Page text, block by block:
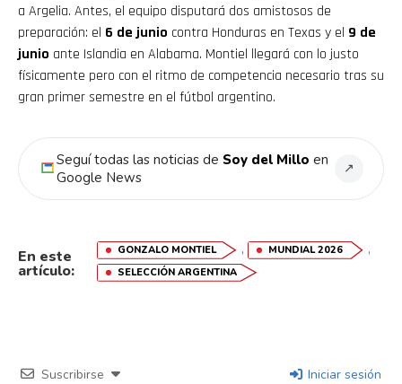
a Argelia. Antes, el equipo disputará dos amistosos de
preparación: el 6 de junio contra Honduras en Texas y el 9 de
junio ante Islandia en Alabama. Montiel llegará con lo justo
físicamente pero con el ritmo de competencia necesario tras su
gran primer semestre en el fútbol argentino.
Seguí todas las noticias de Soy del Millo en
Google News
↗
En este
artículo:
GONZALO MONTIEL , MUNDIAL 2026 ,
SELECCIÓN ARGENTINA
Suscribirse Iniciar sesión